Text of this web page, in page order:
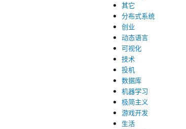
其它
分布式系统
创业
动态语言
可视化
技术
投机
数据库
机器学习
极简主义
游戏开发
生活